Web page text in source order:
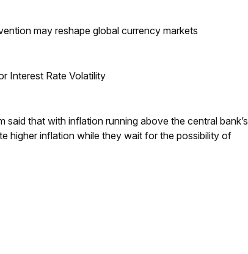
may reshape global currency markets
Interest Rate Volatility
that with inflation running above the central bank’s
higher inflation while they wait for the possibility of